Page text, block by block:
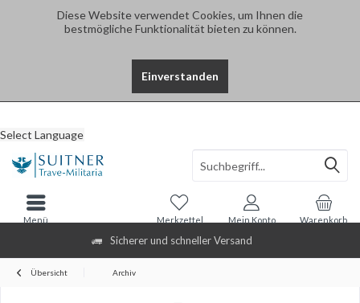
Diese Website verwendet Cookies, um Ihnen die
bestmögliche Funktionalität bieten zu können.
Einverstanden
Sicherer und schneller Versand
Select Language
Warenkorb
Merkzettel Mein Konto
Menü
Übersicht Archiv